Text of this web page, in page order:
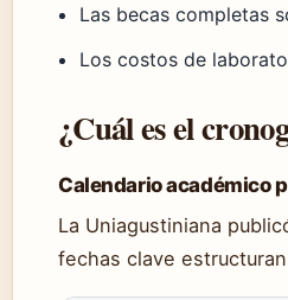
Las becas completas
Los costos de
¿Cuál es el
Calendario académico
La Uniagustiniana
fechas clave